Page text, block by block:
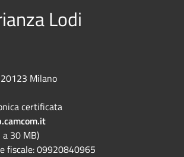
Lodi
Milano
certificata
30 MB)
fiscale: 09920840965